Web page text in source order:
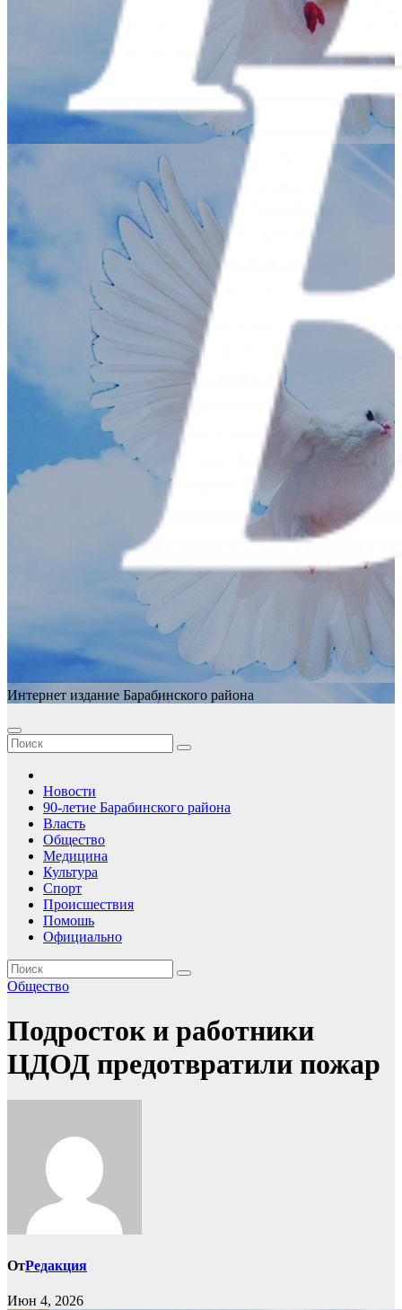
Интернет издание Барабинского района
Новости
90-летие Барабинского района
Власть
Общество
Медицина
Культура
Спорт
Происшествия
Помошь
Официально
Общество
Подросток и работники
ЦДОД предотвратили пожар
ОтРедакция
Июн 4, 2026